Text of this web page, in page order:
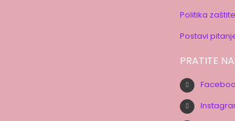
Politika
Postavi
PRATITE